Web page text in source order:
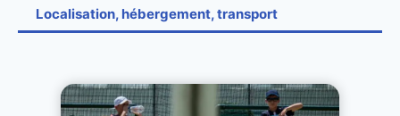
Localisation, hébergement, transport